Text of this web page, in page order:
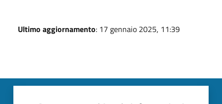
Ultimo aggiornamento: 17 gennaio 2025, 11:39